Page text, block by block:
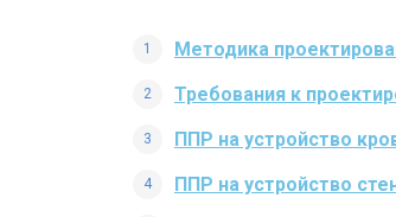
Методика
Требования к
ППР на устройство
ППР на устройство